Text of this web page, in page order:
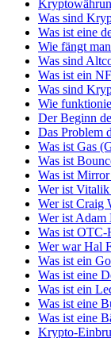
Was sind
Was ist eine
Wie fängt
Was sind
Was ist ein
Was sind
Wie
Der Beginn
Das Problem
Was ist Gas
Was ist
Was ist
Wer ist
Wer ist Craig
Wer ist
Was ist
Wer war Hal
Was ist ein
Was ist eine
Was ist ein
Was ist eine
Was ist eine
Krypto-